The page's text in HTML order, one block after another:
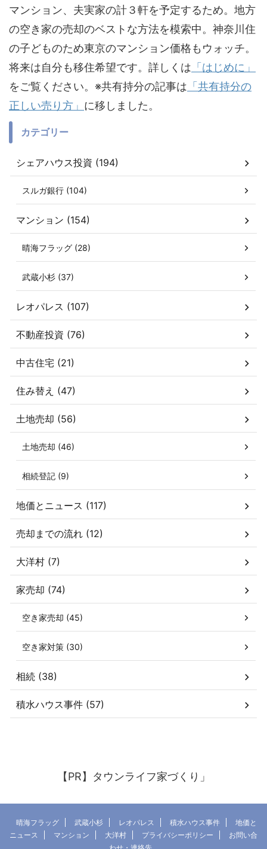
マンション、夫実家の計３軒を予定するため。地方
の空き家の売却のベストな方法を模索中。神奈川住
の子どものため東京のマンション価格もウォッチ。
将来は自分も移住希望です。詳しくは 「はじめに」
をご覧ください。※共有持分の記事は 「共有持分の
正しい売り方」 に移しました。
カテゴリー
シェアハウス投資 (194)
スルガ銀行 (104)
マンション (154)
晴海フラッグ (28)
武蔵小杉 (37)
レオパレス (107)
不動産投資 (76)
中古住宅 (21)
住み替え (47)
土地売却 (56)
土地売却 (46)
相続登記 (9)
地価とニュース (117)
売却までの流れ (12)
大洋村 (7)
家売却 (74)
空き家売却 (45)
空き家対策 (30)
相続 (38)
積水ハウス事件 (57)
【PR】タウンライフ家づくり」
晴海フラッグ 武蔵小杉 レオパレス 積水ハウス事件
地価と
ニュース
マンション 大洋村 プライバシーポリシー
お問い合